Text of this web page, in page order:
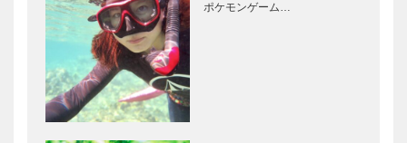
ポケモンゲーム…